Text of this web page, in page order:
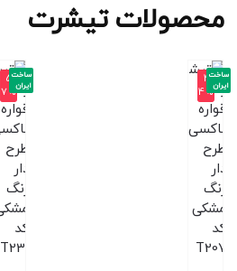
محصولات تیشرت
-4
4%
ساخت
ایران
-5
7%
ساخت
ایران